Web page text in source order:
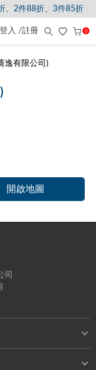
、2件88折、3件85折
登入 /註冊 0
逸有限公司)
開啟地圖
司